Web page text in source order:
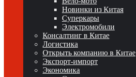
Новинки из Китая
Суперкары
Электромобили
Консалтинг в Китае
Логистика
Открыть компанию в Китае
Экспорт-импорт
Экономика